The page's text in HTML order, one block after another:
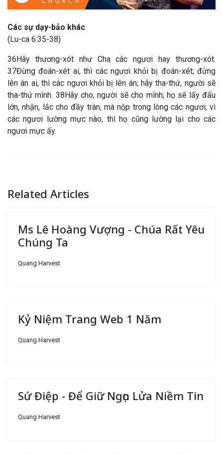
Các sự dạy-bảo khác
(Lu-ca 6:35-38)
36Hãy thương-xót như Cha các ngươi hay thương-xót.
37Đừng đoán-xét ai, thì các ngươi khỏi bị đoán-xét; đừng
lên án ai, thì các ngươi khỏi bị lên án; hãy tha-thứ, người sẽ
tha-thứ mình. 38Hãy cho, người sẽ cho mình; họ sẽ lấy đấu
lớn, nhận, lắc cho đầy tràn, mà nộp trong lòng các ngươi; vì
các ngươi lường mực nào, thì họ cũng lường lại cho các
ngươi mực ấy.
Related Articles
Ms Lê Hoàng Vượng - Chúa Rất Yêu
Chúng Ta
Quang Harvest
Kỷ Niệm Trang Web 1 Năm
Quang Harvest
Sứ Điệp - Để Giữ Ngọn Lửa Niềm Tin
Quang Harvest